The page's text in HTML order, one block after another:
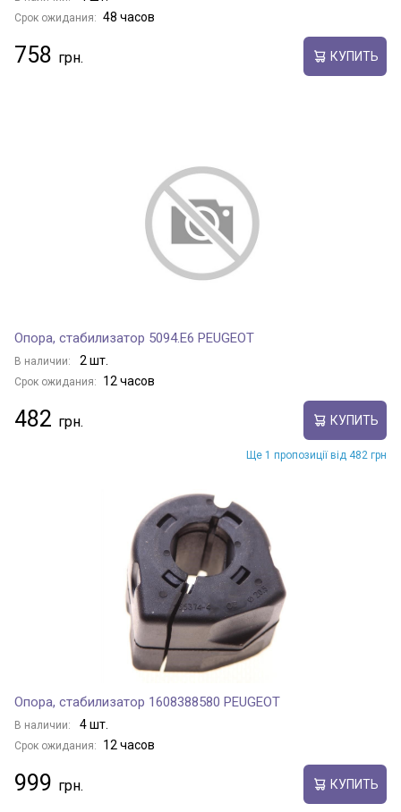
Срок ожидания: 48 часов
758 КУПИТЬ
Опора, стабилизатор 5094.E6 PEUGEOT
В наличии: 2 шт.
Срок ожидания: 12 часов
482 КУПИТЬ
Ще 1 пропозиції від 482 грн
Опора, стабилизатор 1608388580 PEUGEOT
В наличии: 4 шт.
Срок ожидания: 12 часов
999 КУПИТЬ